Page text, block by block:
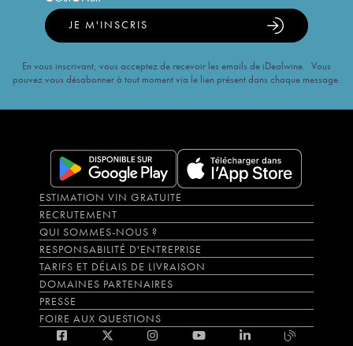
JE M'INSCRIS
En vous inscrivant, vous acceptez de recevoir les emails de iDealwine. Vous
pouvez vous désabonner à tout moment via le lien présent dans chaque message.
ESTIMATION VIN GRATUITE
RECRUTEMENT
QUI SOMMES-NOUS ?
RESPONSABILITÉ D'ENTREPRISE
TARIFS ET DÉLAIS DE LIVRAISON
DOMAINES PARTENAIRES
PRESSE
FOIRE AUX QUESTIONS